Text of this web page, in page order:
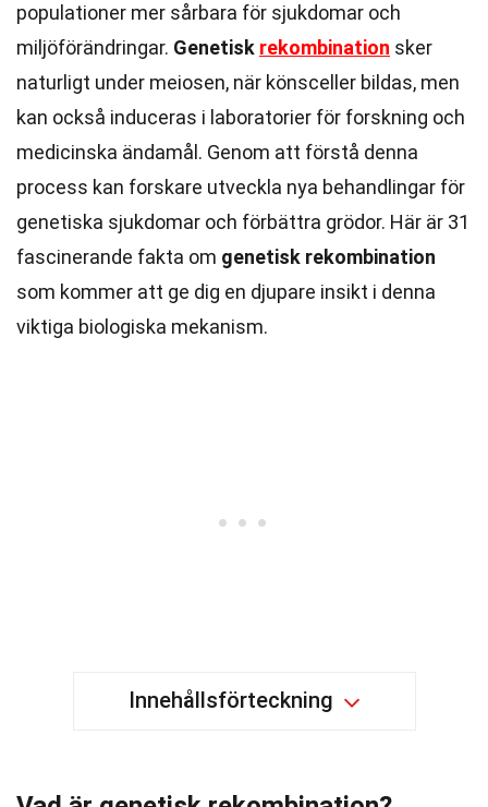
populationer mer sårbara för sjukdomar och
miljöförändringar. Genetisk rekombination sker
naturligt under meiosen, när könsceller bildas, men
kan också induceras i laboratorier för forskning och
medicinska ändamål. Genom att förstå denna
process kan forskare utveckla nya behandlingar för
genetiska sjukdomar och förbättra grödor. Här är 31
fascinerande fakta om genetisk rekombination
som kommer att ge dig en djupare insikt i denna
viktiga biologiska mekanism.
Innehållsförteckning